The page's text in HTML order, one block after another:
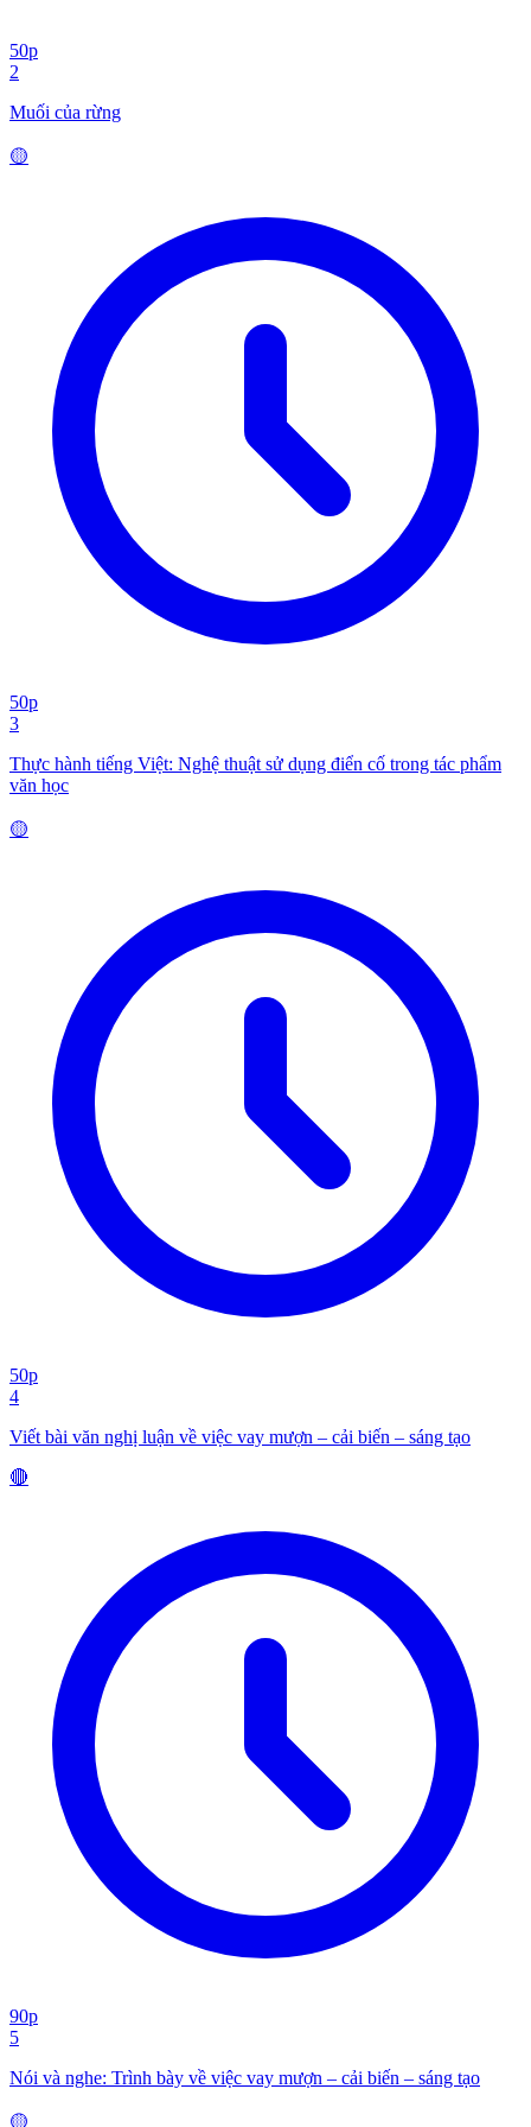
50p
2
Muối của rừng
🟡
50p
3
Thực hành tiếng Việt: Nghệ thuật sử dụng điển cố trong tác phẩm
văn học
🟡
50p
4
Viết bài văn nghị luận về việc vay mượn – cải biến – sáng tạo
🔴
90p
5
Nói và nghe: Trình bày về việc vay mượn – cải biến – sáng tạo
🟡